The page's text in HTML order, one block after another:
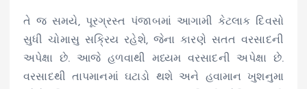
તે જ સમયે, પૂરગ્રસ્ત પંજાબમાં આગામી કેટલાક દિવસો
સુધી ચોમાસુ સક્રિય રહેશે, જેના કારણે સતત વરસાદની
અપેક્ષા છે. આજે હળવાથી મધ્યમ વરસાદની અપેક્ષા છે.
વરસાદથી તાપમાનમાં ઘટાડો થશે અને હવામાન ખુશનુમા